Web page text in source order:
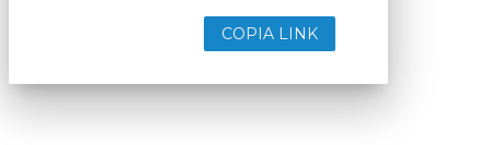
COPIA LINK